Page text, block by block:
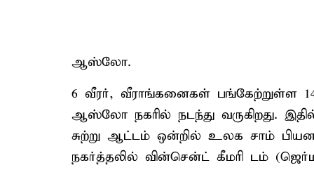
ஆஸ்லோ.
6 வீரர், வீராங்கனைகள் பங்கேற்றுள்ள
ஆஸ்லோ நகரில் நடந்து வருகிறது.
சுற்று ஆட்டம் ஒன்றில் உலக சாம்
நகர்த்தலில் வின்சென்ட் கீமரி டம்